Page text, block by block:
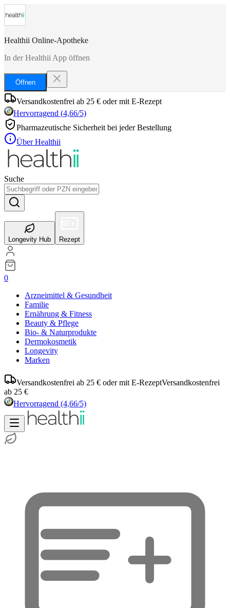
Healthii Online-Apotheke
In der Healthii App öffnen
Öffnen
Versandkostenfrei ab 25 € oder mit E-Rezept
Hervorragend (4,66/5)
Pharmazeutische Sicherheit bei jeder Bestellung
Über Healthii
Suche
Longevity Hub Rezept
0
Arzneimittel & Gesundheit
Familie
Ernährung & Fitness
Beauty & Pflege
Bio- & Naturprodukte
Dermokosmetik
Longevity
Marken
Versandkostenfrei ab 25 € oder mit E-RezeptVersandkostenfrei
ab 25 €
Hervorragend (4,66/5)